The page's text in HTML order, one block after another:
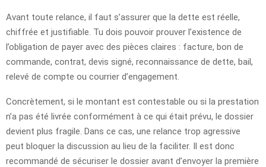
Avant toute relance, il faut s’assurer que la dette est réelle,
chiffrée et justifiable. Tu dois pouvoir prouver l’existence de
l’obligation de payer avec des pièces claires : facture, bon de
commande, contrat, devis signé, reconnaissance de dette, bail,
relevé de compte ou courrier d’engagement.
Concrètement, si le montant est contestable ou si la prestation
n’a pas été livrée conformément à ce qui était prévu, le dossier
devient plus fragile. Dans ce cas, une relance trop agressive
peut bloquer la discussion au lieu de la faciliter. Il est donc
recommandé de sécuriser le dossier avant d’envoyer la première